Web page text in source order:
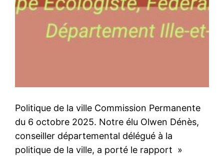
Politique de la ville Commission Permanente
du 6 octobre 2025. Notre élu Olwen Dénès,
conseiller départemental délégué à la
politique de la ville, a porté le rapport »